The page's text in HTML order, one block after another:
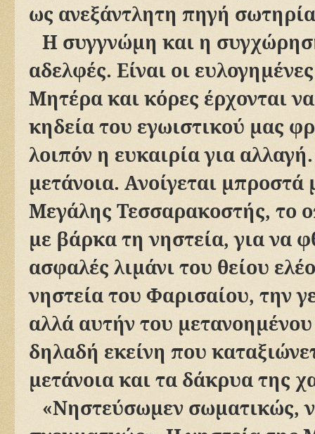
ως ανεξάντλητη πηγή
Η συγγνώμη και η
αδελφές. Είναι οι
Μητέρα και κόρες έρχονται
κηδεία του εγωιστικού μας
λοιπόν η ευκαιρία για
μετάνοια. Ανοίγεται μπροστά
Μεγάλης Τεσσαρακοστής, το
με βάρκα τη νηστεία, για να
ασφαλές λιμάνι του θείου
νηστεία του Φαρισαίου, την
αλλά αυτήν του
δηλαδή εκείνη που
μετάνοια και τα δάκρυα της
«Νηστεύσωμεν σωματικώς,